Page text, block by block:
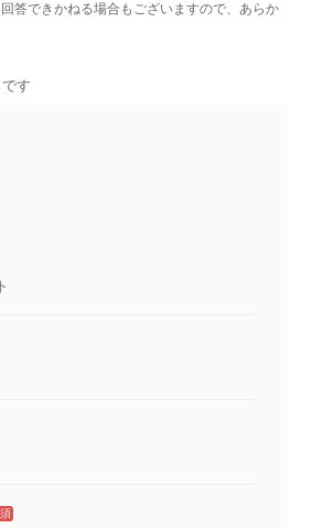
答できかねる場合もございますので、あらか
す